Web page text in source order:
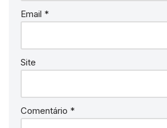
Email *
Site
Comentário *